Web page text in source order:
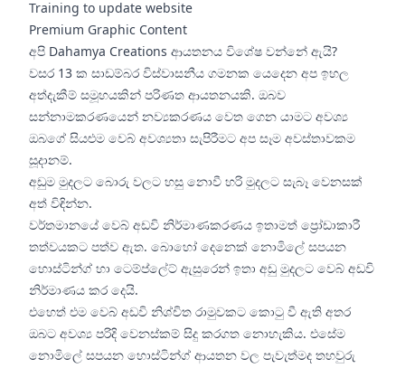
Training to update website
Premium Graphic Content
අපි Dahamya Creations ආයතනය විශේෂ වන්නේ ඇයි?
වසර 13 ක සාඩම්බර විස්වාසනීය ගමනක යෙදෙන අප ඉහල
අත්දැකීම් සමූහයකින් පරිණත ආයතනයකි. ඔබව
සන්නාමකරණයෙන් නව්‍යකරණය වෙත ගෙන යාමට අවශ්‍ය
ඔබගේ සියළුම වෙබ් අවශ්‍යතා සැපිරීමට අප සෑම අවස්තාවකම
සූදානම්.
අඩුම මුදලට බොරු වලට හසු නොවී හරි මුදලට සැබෑ වෙනසක්
අත් විඳින්න.
වර්තමානයේ වෙබ් අඩවි නිර්මාණකරණය ඉතාමත් ප්‍රෝඩාකාරී
තත්වයකට පත්ව ඇත. බොහෝ දෙනෙක් නොමිලේ සපයන
හොස්ටින්ග් හා ටෙම්ප්ලේට් ඇසුරෙන් ඉතා අඩු මුදලට වෙබ් අඩවි
නිර්මාණය කර දෙයි.
එහෙත් එම වෙබ් අඩවි නිශ්චිත රාමුවකට කොටු වී ඇති අතර
ඔබට අවශ්‍ය පරිදි වෙනස්කම් සිදු කරගත නොහැකිය. එසේම
නොමිලේ සපයන හොස්ටින්ග් ආයතන වල පැවැත්මද තහවුරු